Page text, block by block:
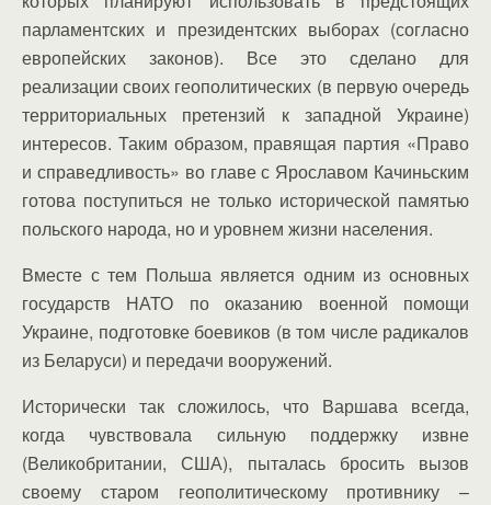
парламентских и президентских выборах (согласно
европейских законов). Все это сделано для
реализации своих геополитических (в первую очередь
территориальных претензий к западной Украине)
интересов. Таким образом, правящая партия «Право
и справедливость» во главе с Ярославом Качиньским
готова поступиться не только исторической памятью
польского народа, но и уровнем жизни населения.
Вместе с тем Польша является одним из основных
государств НАТО по оказанию военной помощи
Украине, подготовке боевиков (в том числе радикалов
из Беларуси) и передачи вооружений.
Исторически так сложилось, что Варшава всегда,
когда чувствовала сильную поддержку извне
(Великобритании, США), пыталась бросить вызов
своему старом геополитическому противнику –